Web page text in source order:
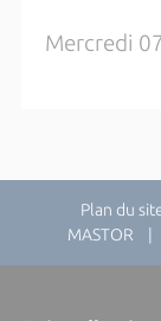
Mercredi
Plan du
MASTOR |